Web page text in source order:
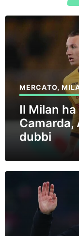
MERCATO,
Il Milan
Camarda,
dubbi